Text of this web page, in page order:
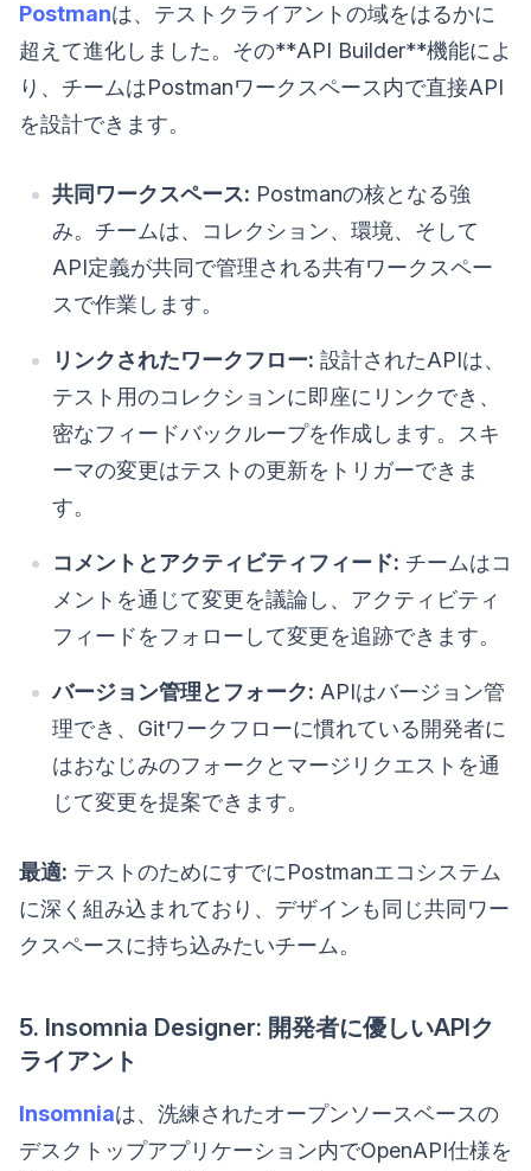
Postmanは、テストクライアントの域をはるかに
超えて進化しました。その**API Builder**機能によ
り、チームはPostmanワークスペース内で直接API
を設計できます。
共同ワークスペース: Postmanの核となる強
み。チームは、コレクション、環境、そして
API定義が共同で管理される共有ワークスペー
スで作業します。
リンクされたワークフロー: 設計されたAPIは、
テスト用のコレクションに即座にリンクでき、
密なフィードバックループを作成します。スキ
ーマの変更はテストの更新をトリガーできま
す。
コメントとアクティビティフィード: チームはコ
メントを通じて変更を議論し、アクティビティ
フィードをフォローして変更を追跡できます。
バージョン管理とフォーク: APIはバージョン管
理でき、Gitワークフローに慣れている開発者に
はおなじみのフォークとマージリクエストを通
じて変更を提案できます。
最適: テストのためにすでにPostmanエコシステム
に深く組み込まれており、デザインも同じ共同ワー
クスペースに持ち込みたいチーム。
5. Insomnia Designer: 開発者に優しいAPIク
ライアント
Insomniaは、洗練されたオープンソースベースの
デスクトップアプリケーション内でOpenAPI仕様を